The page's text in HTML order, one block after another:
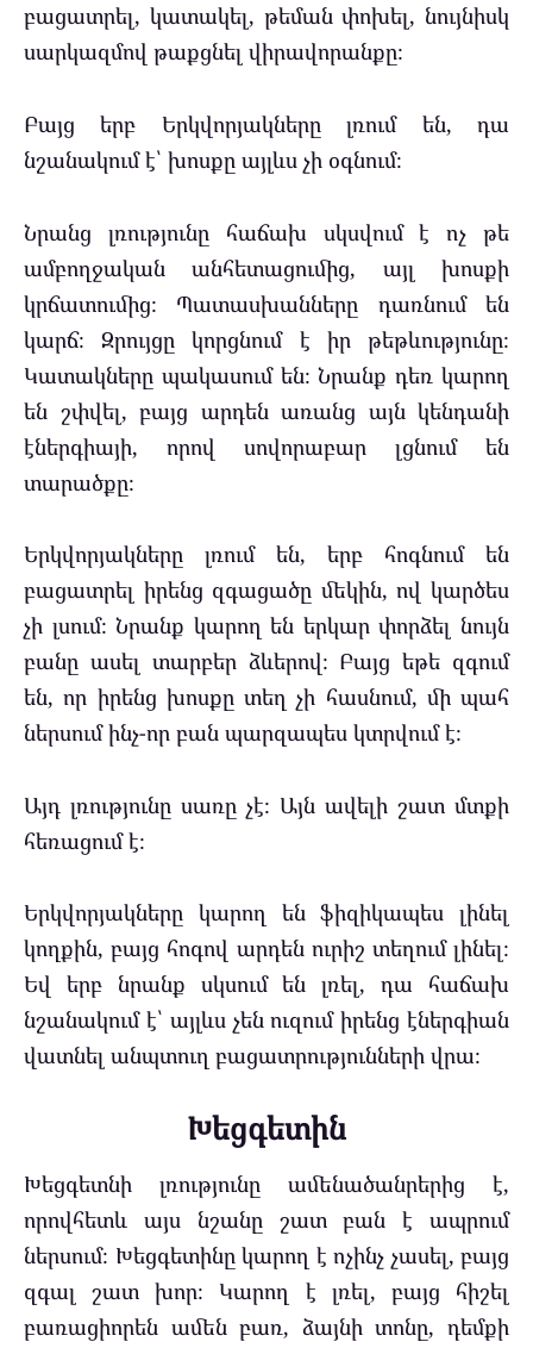
բացատրել, կատակել, թեման փոխել, նույնիսկ
սարկազմով թաքցնել վիրավորանքը։
Բայց երբ Երկվորյակները լռում են, դա
նշանակում է՝ խոսքը այլևս չի օգնում։
Նրանց լռությունը հաճախ սկսվում է ոչ թե
ամբողջական անհետացումից, այլ խոսքի
կրճատումից։ Պատասխանները դառնում են
կարճ։ Զրույցը կորցնում է իր թեթևությունը։
Կատակները պակասում են։ Նրանք դեռ կարող
են շփվել, բայց արդեն առանց այն կենդանի
էներգիայի, որով սովորաբար լցնում են
տարածքը։
Երկվորյակները լռում են, երբ հոգնում են
բացատրել իրենց զգացածը մեկին, ով կարծես
չի լսում։ Նրանք կարող են երկար փորձել նույն
բանը ասել տարբեր ձևերով։ Բայց եթե զգում
են, որ իրենց խոսքը տեղ չի հասնում, մի պահ
ներսում ինչ-որ բան պարզապես կտրվում է։
Այդ լռությունը սառը չէ։ Այն ավելի շատ մտքի
հեռացում է։
Երկվորյակները կարող են ֆիզիկապես լինել
կողքին, բայց հոգով արդեն ուրիշ տեղում լինել։
Եվ երբ նրանք սկսում են լռել, դա հաճախ
նշանակում է՝ այլևս չեն ուզում իրենց էներգիան
վատնել անպտուղ բացատրությունների վրա։
Խեցգետին
Խեցգետնի լռությունը ամենածանրերից է,
որովհետև այս նշանը շատ բան է ապրում
ներսում։ Խեցգետինը կարող է ոչինչ չասել, բայց
զգալ շատ խոր։ Կարող է լռել, բայց հիշել
բառացիորեն ամեն բառ, ձայնի տոնը, դեմքի